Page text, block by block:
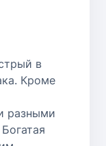
в
Кроме
разными